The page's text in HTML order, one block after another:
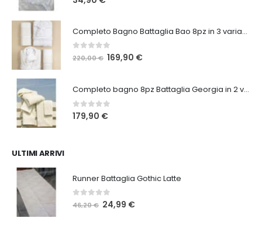
Completo Bagno Battaglia Bao 8pz in 3 varianti
0Su 5
220,00€ Il
era:
220,00 €.
169,90 €Il
è:
Completo bagno 8pz Battaglia Georgia in 2 varianti
0Su 5
179,90 €
ULTIMI ARRIVI
Runner Battaglia Gothic Latte
0 Su 5
46,20€ Il24,99 €Il